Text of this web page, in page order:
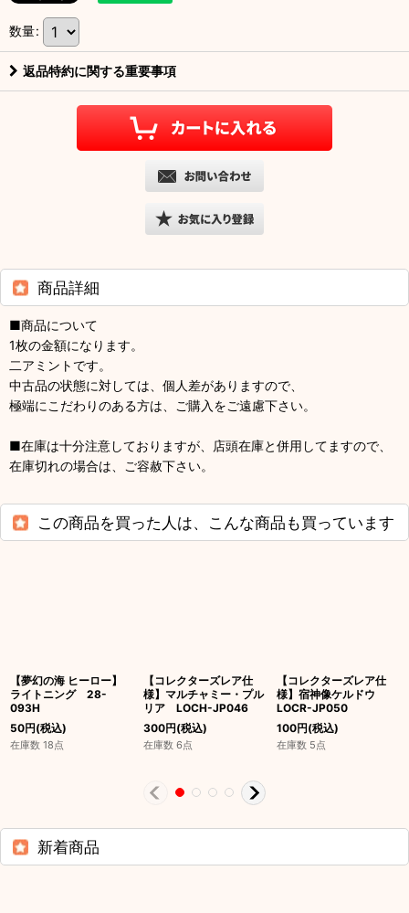
数量:
返品特約に関する重要事項
商品詳細
■商品について
1枚の金額になります。
二アミントです。
中古品の状態に対しては、個人差がありますので、
極端にこだわりのある方は、ご購入をご遠慮下さい。
■在庫は十分注意しておりますが、店頭在庫と併用してますので、
在庫切れの場合は、ご容赦下さい。
この商品を買った人は、こんな商品も買っています
【夢幻の海 ヒーロー】
ライトニング 28-
093H
50円(税込)
在庫数 18点
【コレクターズレア仕
様】マルチャミー・プル
リア LOCH-JP046
300円(税込)
在庫数 6点
【コレクターズレア仕
様】宿神像ケルドウ
LOCR-JP050
100円(税込)
在庫数 5点
新着商品